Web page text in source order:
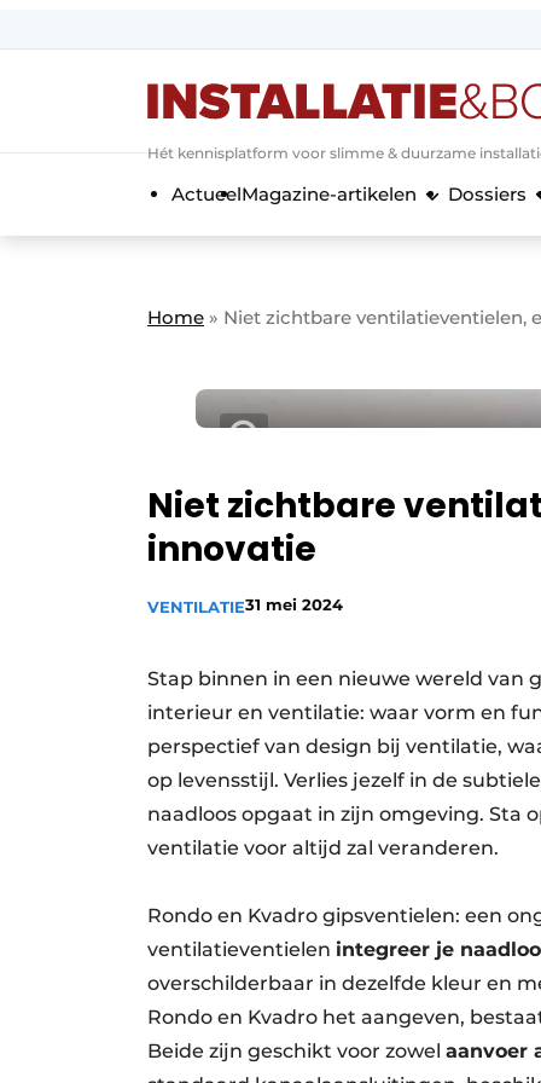
Algemene voorwaarden
Banner overzicht
BedrijvenAanmeldenBedankt voor de
Bedrijven
Evenement aanmelden
Podcasts
Vacature aanmelden
Vacatures
Hét kennisplatform voor slimme & duurzame
ActueelMagazine-artikelen Dossiers
Home » Niet zichtbare ventilatieventielen,
Niet zichtbare
innovatie
VENTILATIE31 mei 2024
Stap binnen in een nieuwe wereld van
interieur en ventilatie: waar vorm en
perspectief van design bij ventilatie,
op levensstijl. Verlies jezelf in de
naadloos opgaat in zijn omgeving. Sta
ventilatie voor altijd zal veranderen.
Rondo en Kvadro gipsventielen: een
ventilatieventielen integreer je
overschilderbaar in dezelfde kleur en
Rondo en Kvadro het aangeven,
Beide zijn geschikt voor zowel aanvoer